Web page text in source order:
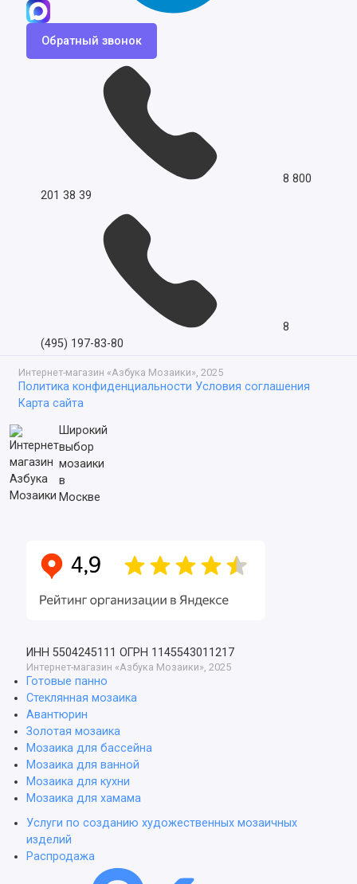
Обратный звонок
8 800
201 38 39
8
(495) 197-83-80
Интернет-магазин «Азбука Мозаики», 2025
Политика конфиденциальности Условия соглашения
Карта сайта
Широкий
выбор
мозаики
в
Москве
ИНН 5504245111 ОГРН 1145543011217
Интернет-магазин «Азбука Мозаики», 2025
Готовые панно
Стеклянная мозаика
Авантюрин
Золотая мозаика
Мозаика для бассейна
Мозаика для ванной
Мозаика для кухни
Мозаика для хамама
Услуги по созданию художественных мозаичных
изделий
Распродажа